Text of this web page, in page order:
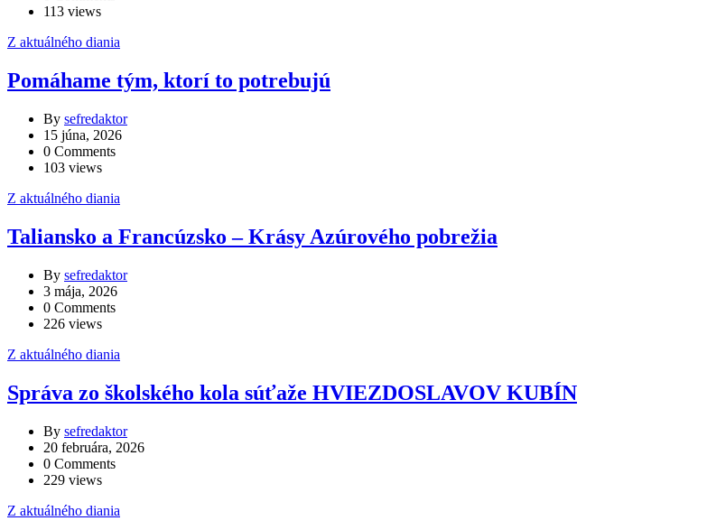
113 views
Z aktuálného diania
Pomáhame tým, ktorí to potrebujú
By sefredaktor
15 júna, 2026
0 Comments
103 views
Z aktuálného diania
Taliansko a Francúzsko – Krásy Azúrového pobrežia
By sefredaktor
3 mája, 2026
0 Comments
226 views
Z aktuálného diania
Správa zo školského kola súťaže HVIEZDOSLAVOV KUBÍN
By sefredaktor
20 februára, 2026
0 Comments
229 views
Z aktuálného diania